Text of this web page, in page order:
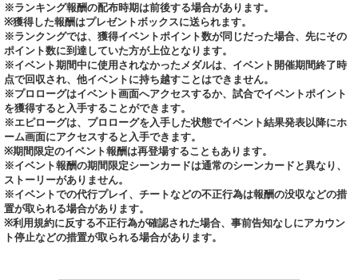
※ランキング報酬の配布時期は前後する場合があります。
※獲得した報酬はプレゼントボックスに送られます。
※ランクングでは、獲得イベントポイント数が同じだった場合、先にその
ポイント数に到達していた方が上位となります。
※イベント期間中に使用されなかったメダルは、イベント開催期間終了時
点で回収され、他イベントに持ち越すことはできません。
※プロローグはイベント画面へアクセスするか、試合でイベントポイント
を獲得すると入手することができます。
※エピローグは、プロローグを入手した状態でイベント結果発表以降にホ
ーム画面にアクセスすると入手できます。
※期間限定のイベント報酬は再登場することもあります。
※イベント報酬の期間限定シーンカードは通常のシーンカードと異なり、
ストーリーがありません。
※イベントでの代行プレイ、チートなどの不正行為は報酬の没収などの措
置が取られる場合があります。
※利用規約に反する不正行為が確認された場合、事前告知なしにアカウン
ト停止などの措置が取られる場合があります。